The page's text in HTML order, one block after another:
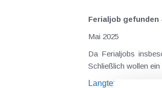
Mai 2025
Da Ferialjobs
Schließlich wollen
Langtext